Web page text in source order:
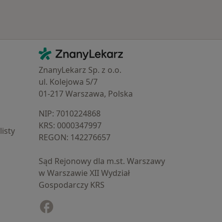
Kontakt
ZnanyLekarz - Strona główna
ZnanyLekarz Sp. z o.o.
ul. Kolejowa 5/7
01-217 Warszawa, Polska
NIP: ⁠7010224868
KRS: ⁠0000347997
REGON: ⁠142276657
Sąd Rejonowy dla m.st. Warszawy
w Warszawie XII Wydział
Gospodarczy KRS